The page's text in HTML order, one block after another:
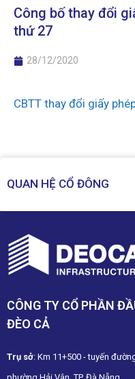
QUAN HỆ CỔ ĐÔNG
Công bố thay đổi
thứ 27
28/12/2020
CBTT thay đổi giấy
CÔNG TY CỔ PHẦN
ĐÈO CẢ
Trụ sở: Km 11+500 - tuyến